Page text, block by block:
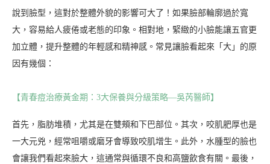
說到臉型，這對於整體外貌的影響可大了！如果臉部輪廓過於寬
大，容易給人疲倦或老態的印象。相對地，緊緻的小臉能讓五官更
加立體，提升整體的年輕感和精神感。常見讓臉看起來「大」的原
因有幾個：
【青春痘治療黃金期：3大保養與分級策略—吳芮醫師】
首先，脂肪堆積，尤其是在雙頰和下巴部位。其次，咬肌肥厚也是
一大元兇，經常咀嚼或磨牙會導致咬肌增生。此外，水腫型的臉也
會讓我們看起來臉大，這通常與循環不良和高鹽飲食有關。最後，